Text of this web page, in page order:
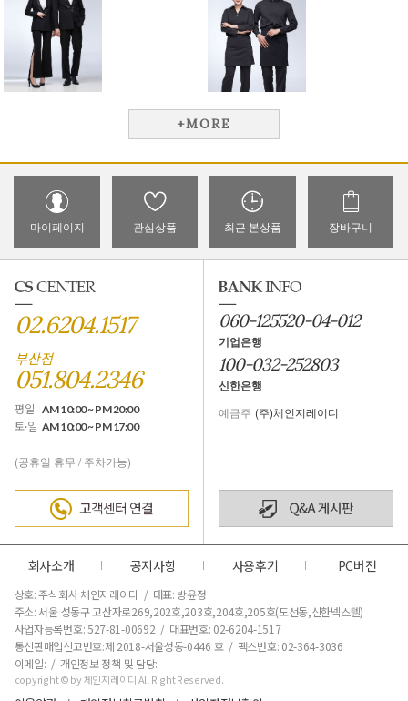
+MORE
마이페이지 관심상품 최근 본상품 장바구니
02.6204.1517
부산점
051.804.2346
평일 AM 10:00 ~ PM 20:00
토·일 AM 10:00 ~ PM 17:00
(공휴일 휴무 / 주차가능)
060-125520-04-012
기업은행
100-032-252803
신한은행
예금주 (주)체인지레이디
회사소개 공지사항 사용후기 PC버전
상호: 주식회사 체인지레이디 / 대표: 방윤정
주소: 서울 성동구 고산자로269,202호,203호,204호,205호(도선동,신한넥스텔)
사업자등록번호: 527-81-00692 / 대표번호: 02-6204-1517
통신판매업신고번호:제 2018-서울성동-0446 호/ 팩스번호: 02-364-3036
이메일: / 개인정보 정책 및 담당:
copyright © by 체인지레이디 All Right Reserved.